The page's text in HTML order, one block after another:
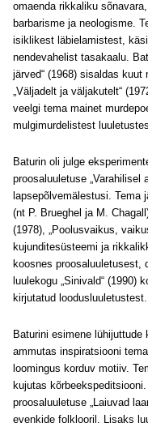
omaenda rikkaliku
barbarisme ja neologisme.
isiklikest läbielamistest,
nendevahelist tasakaalu.
järved“ (1968) sisaldas
„Väljadelt ja väljakutelt“
veelgi tema mainet
mulgimurdelistest
Baturin oli julge
proosaluuletuse „Varahilisel
lapsepõlvemälestusi. Tema
(nt P. Brueghel ja M.
(1978), „Poolusvaikus,
kujunditesüsteemi ja
koosnes proosaluuletusest,
luulekogu „Sinivald“ (1990)
kirjutatud loodusluuletustest.
Baturini esimene lühijuttude
ammutas inspiratsiooni
loomingus korduv motiiv.
kujutas
proosaluuletuse „Laiuvad
evenkide folklooril. Lisaks